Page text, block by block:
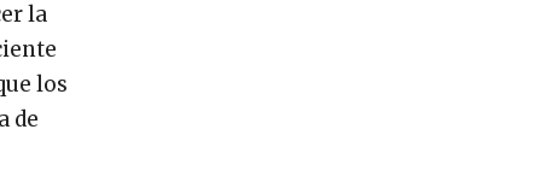
la
los
de